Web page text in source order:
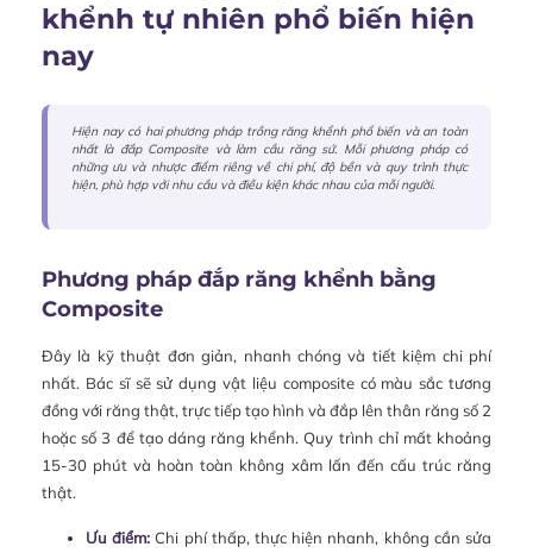
khểnh tự nhiên phổ biến hiện
nay
Hiện nay có hai phương pháp trồng răng khểnh phổ biến và an toàn
nhất là đắp Composite và làm cầu răng sứ. Mỗi phương pháp có
những ưu và nhược điểm riêng về chi phí, độ bền và quy trình thực
hiện, phù hợp với nhu cầu và điều kiện khác nhau của mỗi người.
Phương pháp đắp răng khểnh bằng
Composite
Đây là kỹ thuật đơn giản, nhanh chóng và tiết kiệm chi phí
nhất. Bác sĩ sẽ sử dụng vật liệu composite có màu sắc tương
đồng với răng thật, trực tiếp tạo hình và đắp lên thân răng số 2
hoặc số 3 để tạo dáng răng khểnh. Quy trình chỉ mất khoảng
15-30 phút và hoàn toàn không xâm lấn đến cấu trúc răng
thật.
Ưu điểm: Chi phí thấp, thực hiện nhanh, không cần sửa